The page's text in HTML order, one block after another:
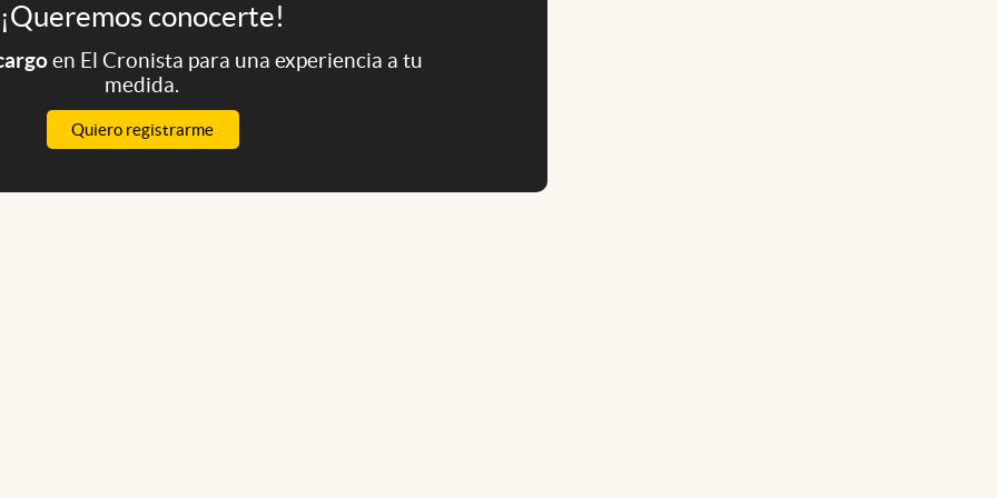
¡Queremos conocerte!
en El Cronista para una experiencia a tu
medida.
Quiero registrarme